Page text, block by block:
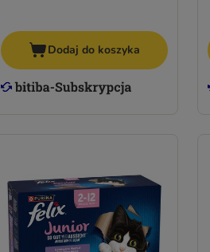
Dodaj do koszyka